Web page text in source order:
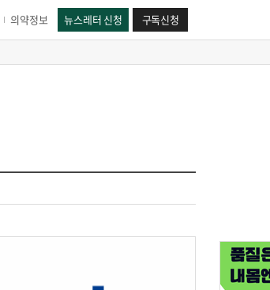
의약정보 뉴스레터 신청 구독신청